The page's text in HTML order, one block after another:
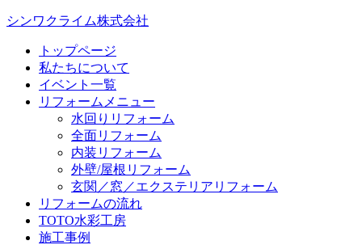
シンワクライム株式会社
トップページ
私たちについて
イベント一覧
リフォームメニュー
水回りリフォーム
全面リフォーム
内装リフォーム
外壁/屋根リフォーム
玄関／窓／エクステリアリフォーム
リフォームの流れ
TOTO水彩工房
施工事例